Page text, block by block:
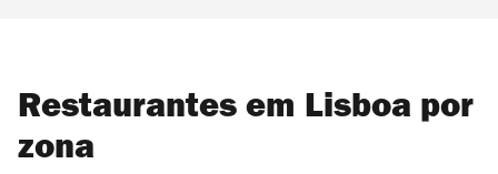
Restaurantes em Lisboa por
zona